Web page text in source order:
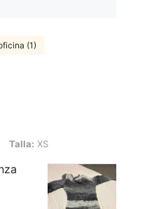
(1)
Talla: XS